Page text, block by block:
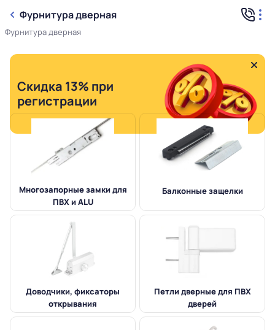
Фурнитура дверная
Фурнитура дверная
Скидка 13% при
регистрации
Многозапорные замки для
ПВХ и ALU
Балконные защелки
Доводчики, фиксаторы
открывания
Петли дверные для ПВХ
дверей